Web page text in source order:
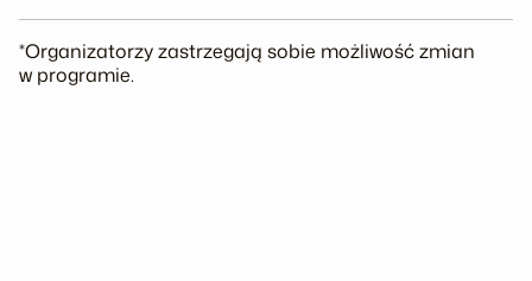
*Organizatorzy zastrzegają sobie możliwość zmian
w programie.